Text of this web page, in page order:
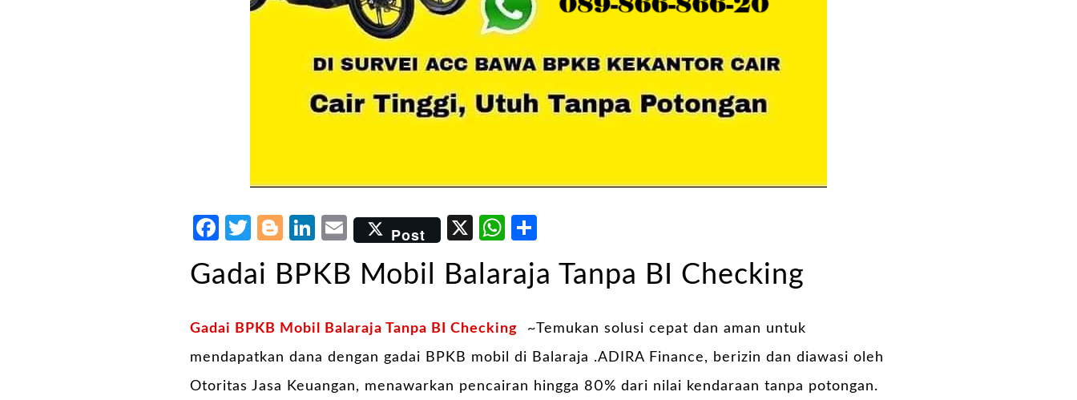
Facebook
Twitter
Blogger
LinkedIn
EmailPost X WhatsApp
Gadai BPKB Mobil Balaraja Tanpa BI Checking
Gadai BPKB Mobil Balaraja Tanpa BI Checking ~Temukan solusi cepat dan aman untuk
mendapatkan dana dengan gadai BPKB mobil di Balaraja .ADIRA Finance, berizin dan diawasi oleh
Otoritas Jasa Keuangan, menawarkan pencairan hingga 80% dari nilai kendaraan tanpa potongan.